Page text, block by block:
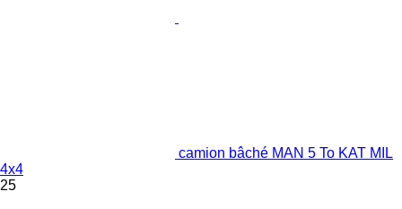
camion bâché MAN 5 To KAT MIL
4x4
25